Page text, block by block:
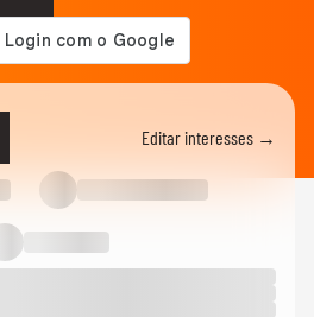
Editar interesses →